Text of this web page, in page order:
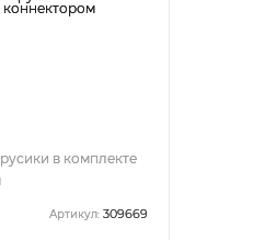
в комплекте
Артикул: 309669